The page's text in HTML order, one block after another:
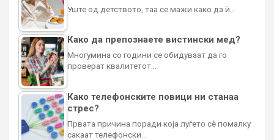
Уште од детството, таа се мажи како да ѝ…
Како да препознаете вистински мед?
Многумина со години се обидуваат да го
проверат квалитетот…
Како телефонските повици ни станаа
стрес?
Првата причина поради која луѓето сè помалку
сакаат телефонски…